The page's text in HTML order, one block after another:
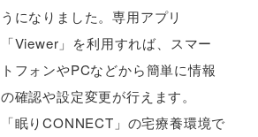
うになりました。専用アプリ
「Viewer」を利用すれば、スマー
トフォンやPCなどから簡単に情報
の確認や設定変更が行えます。
「眠りCONNECT」の宅療養環境で